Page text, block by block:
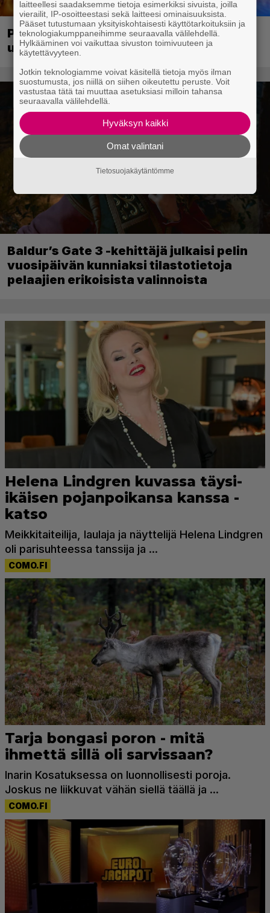
PS1-ajan klassikkoloikinta Croc 2 palaa
uudistettuna nykykonsoleille ja PC:lle
Baldur’s Gate 3 -kehittäjä julkaisi pelin
vuosipäivän kunniaksi tilastotietoja
pelaajien erikoisista valinnoista
laitteellesi saadaksemme tietoja esimerkiksi sivuista, joilla
vierailit, IP-osoitteestasi sekä laitteesi ominaisuuksista.
Pääset tutustumaan yksityiskohtaisesti käyttötarkoituksiin ja
teknologiakumppaneihimme seuraavalla välilehdellä.
Hylkääminen voi vaikuttaa sivuston toimivuuteen ja
käytettävyyteen.
Jotkin teknologiamme voivat käsitellä tietoja myös ilman
suostumusta, jos niillä on siihen oikeutettu peruste. Voit
vastustaa tätä tai muuttaa asetuksiasi milloin tahansa
seuraavalla välilehdellä.
Hyväksyn kaikki
Omat valintani
Tietosuojakäytäntömme